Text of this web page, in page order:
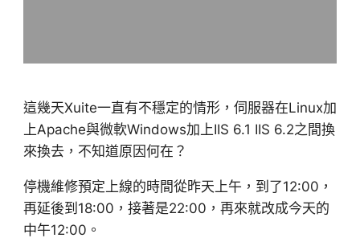
這幾天Xuite一直有不穩定的情形，伺服器在Linux加
上Apache與微軟Windows加上IIS 6.1 IIS 6.2之間換
來換去，不知道原因何在？
停機維修預定上線的時間從昨天上午，到了12:00，
再延後到18:00，接著是22:00，再來就改成今天的
中午12:00。